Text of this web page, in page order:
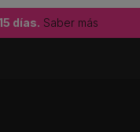
días. Saber más